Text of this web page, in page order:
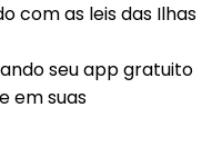
com as leis das Ilhas
seu app gratuito
em suas